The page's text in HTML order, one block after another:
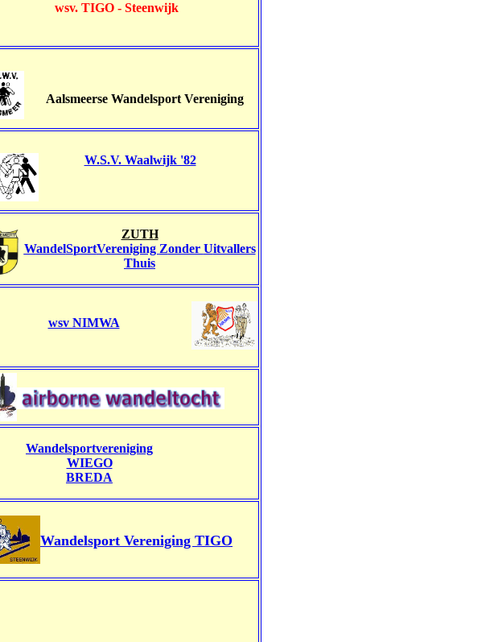
wsv. TIGO - Steenwijk
Aalsmeerse Wandelsport Vereniging
W.S.V. Waalwijk '82
ZUTH
WandelSportVereniging Zonder Uitvallers
Thuis
wsv NIMWA
Wandelsportvereniging
WIEGO
BREDA
Wandelsport Vereniging TIGO